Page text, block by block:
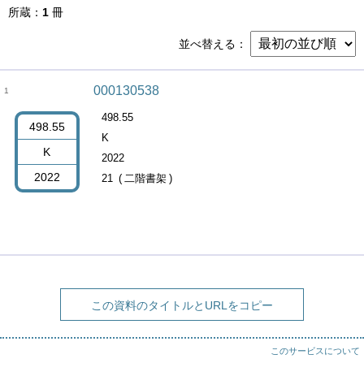
所蔵 1 冊
並べ替える
1
498.55
K
2022
000130538
498.55
K
2022
21
二階書架
この資料のタイトルとURLをコピー
このサービスについて